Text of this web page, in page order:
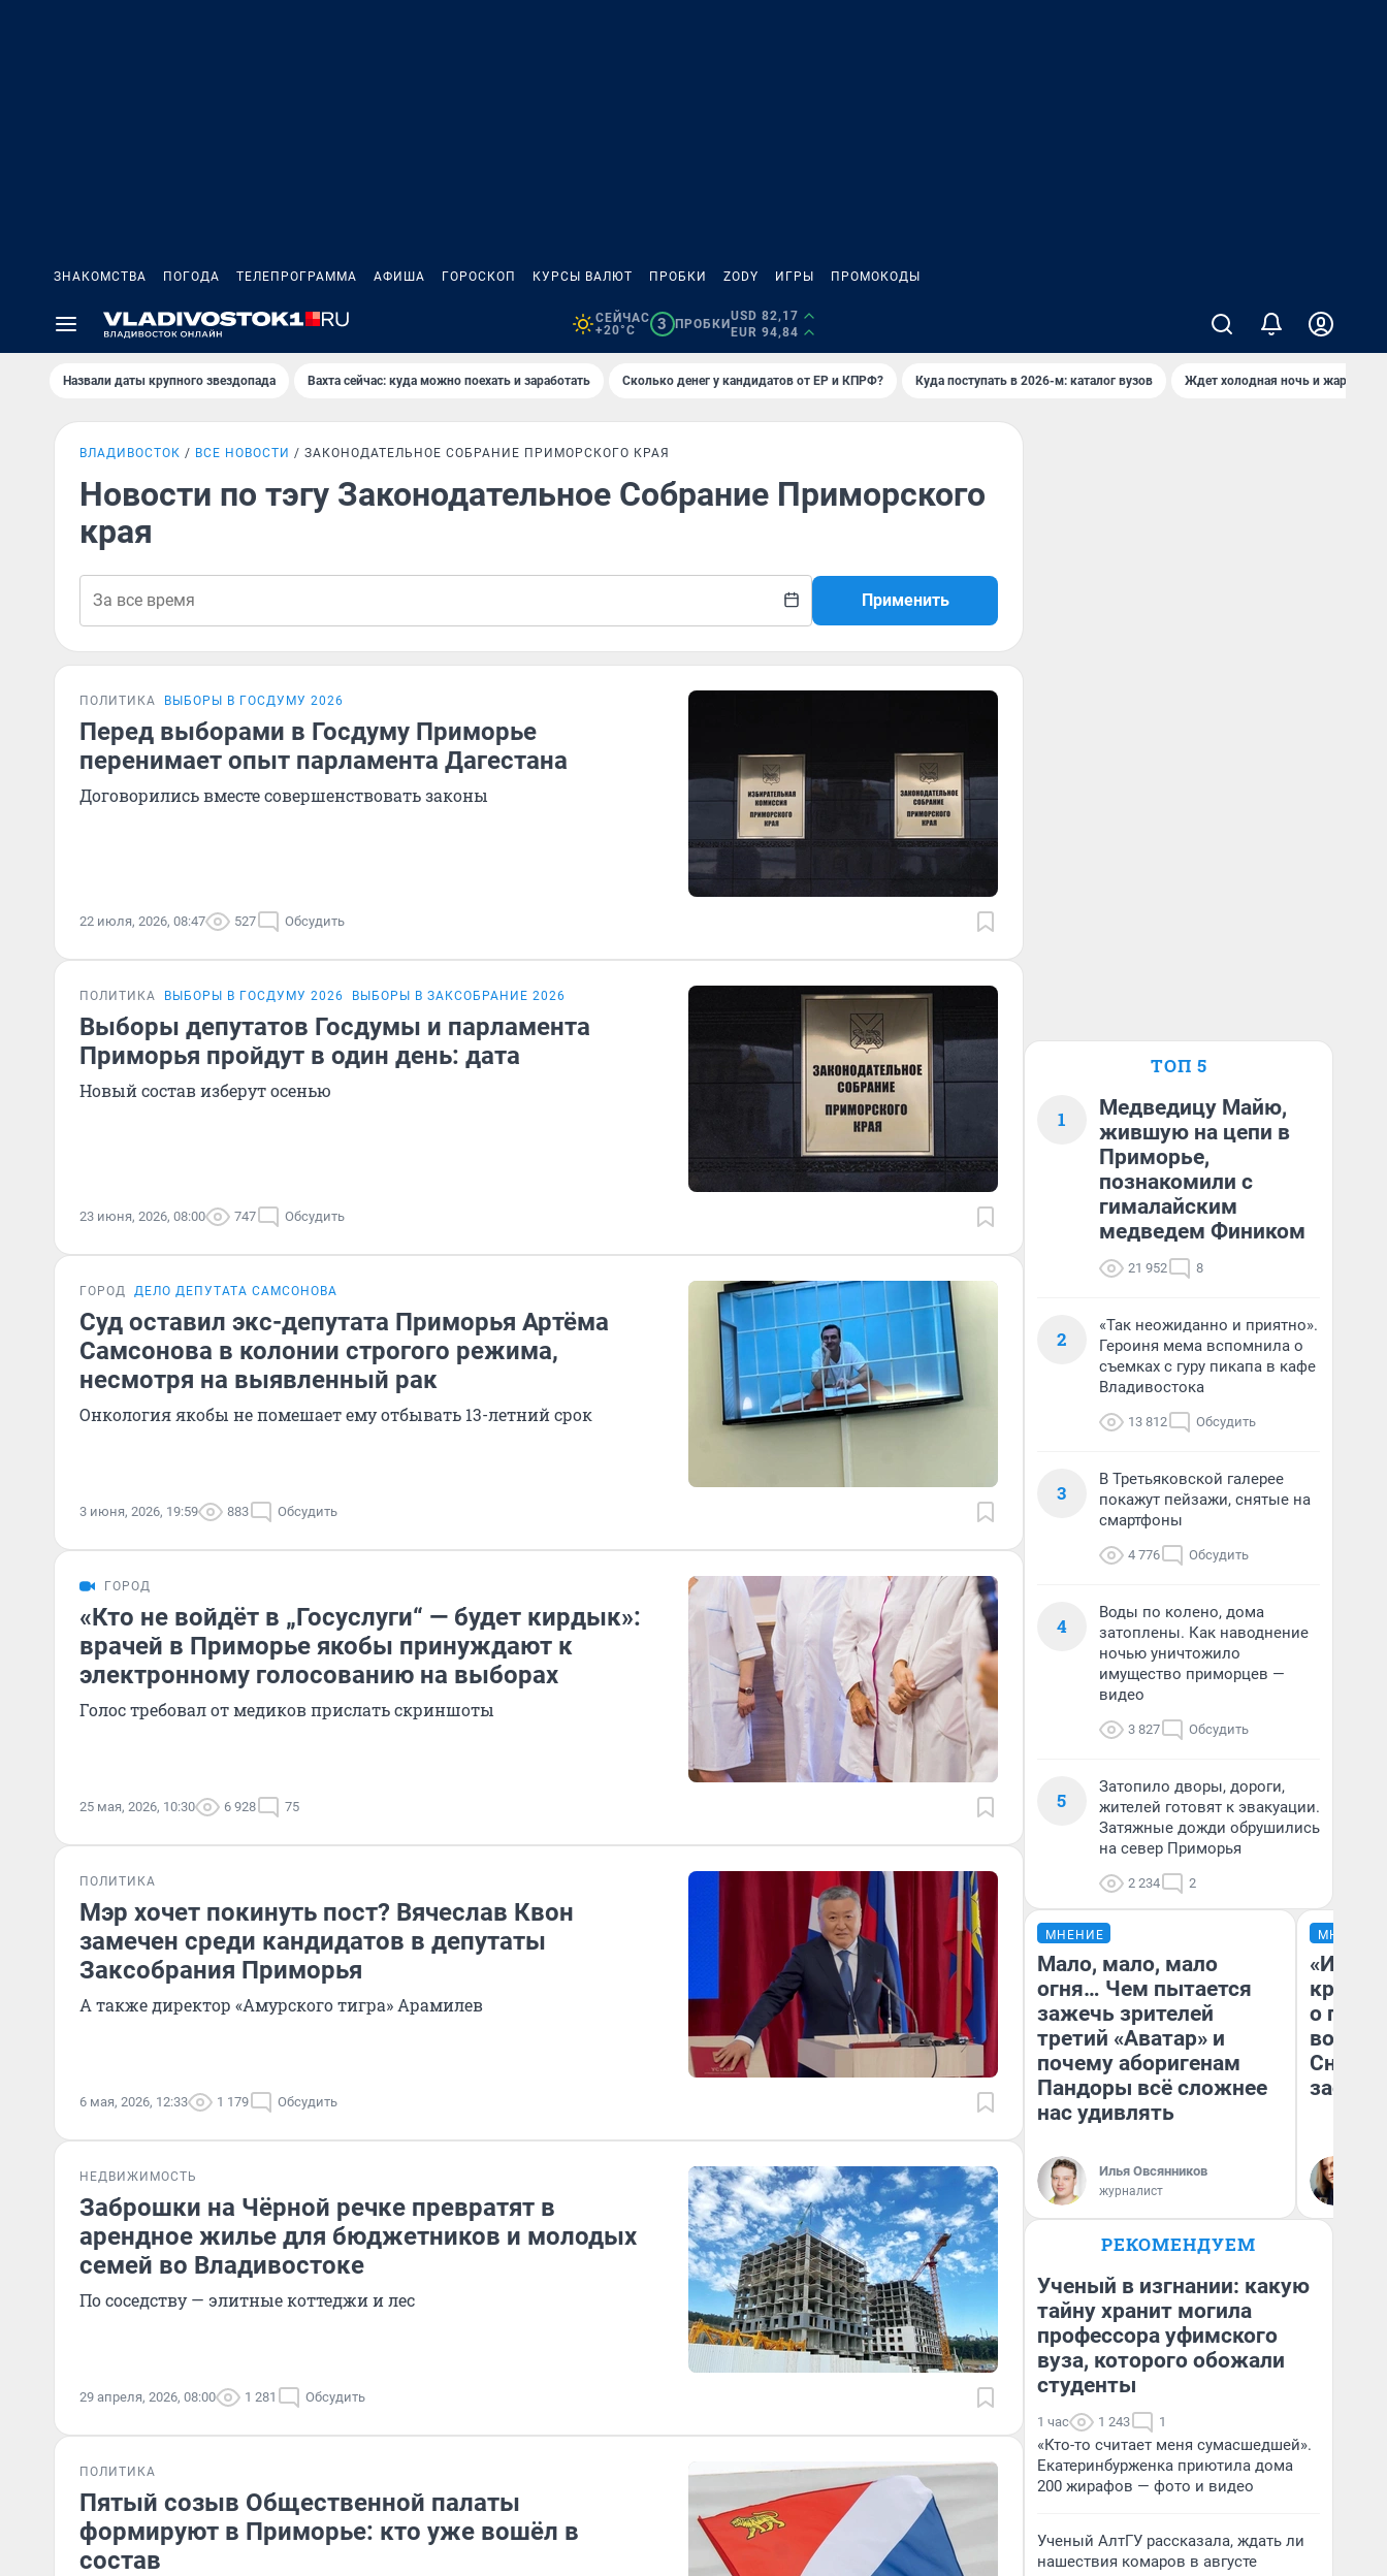
ЗНАКОМСТВА ПОГОДА ТЕЛЕПРОГРАММА АФИША ГОРОСКОП КУРСЫ ВАЛЮТ ПРОБКИ ZODY ИГРЫ ПРОМОКОДЫ
СЕЙЧАС
+20°C
3 ПРОБКИ
USD 82,17
EUR 94,84
Назвали даты крупного звездопада Вахта сейчас: куда можно поехать и заработать Сколько денег у кандидатов от ЕР и КПРФ? Куда поступать в 2026-м: каталог вузов Ждет холодная ночь и жаркий
ВЛАДИВОСТОК ВСЕ НОВОСТИ ЗАКОНОДАТЕЛЬНОЕ СОБРАНИЕ ПРИМОРСКОГО КРАЯ
Новости по тэгу Законодательное Собрание Приморского
края
Применить
ПОЛИТИКА ВЫБОРЫ В ГОСДУМУ 2026
Перед выборами в Госдуму Приморье
перенимает опыт парламента Дагестана
Договорились вместе совершенствовать законы
22 июля, 2026, 08:47 527 Обсудить
ПОЛИТИКА ВЫБОРЫ В ГОСДУМУ 2026 ВЫБОРЫ В ЗАКСОБРАНИЕ 2026
Выборы депутатов Госдумы и парламента
Приморья пройдут в один день: дата
Новый состав изберут осенью
23 июня, 2026, 08:00 747 Обсудить
ГОРОД ДЕЛО ДЕПУТАТА САМСОНОВА
Суд оставил экс-депутата Приморья Артёма
Самсонова в колонии строгого режима,
несмотря на выявленный рак
Онкология якобы не помешает ему отбывать 13-летний срок
3 июня, 2026, 19:59 883 Обсудить
ГОРОД
«Кто не войдёт в „Госуслуги“ — будет кирдык»:
врачей в Приморье якобы принуждают к
электронному голосованию на выборах
Голос требовал от медиков прислать скриншоты
25 мая, 2026, 10:30 6 928 75
ПОЛИТИКА
Мэр хочет покинуть пост? Вячеслав Квон
замечен среди кандидатов в депутаты
Заксобрания Приморья
А также директор «Амурского тигра» Арамилев
6 мая, 2026, 12:33 1 179 Обсудить
НЕДВИЖИМОСТЬ
Заброшки на Чёрной речке превратят в
арендное жилье для бюджетников и молодых
семей во Владивостоке
По соседству — элитные коттеджи и лес
29 апреля, 2026, 08:00 1 281 Обсудить
ПОЛИТИКА
Пятый созыв Общественной палаты
формируют в Приморье: кто уже вошёл в
состав
ТОП 5
1
Медведицу Майю,
жившую на цепи в
Приморье,
познакомили с
гималайским
медведем Фиником
21 952 8
2
«Так неожиданно и приятно».
Героиня мема вспомнила о
съемках с гуру пикапа в кафе
Владивостока
13 812 Обсудить
3
В Третьяковской галерее
покажут пейзажи, снятые на
смартфоны
4 776 Обсудить
4
Воды по колено, дома
затоплены. Как наводнение
ночью уничтожило
имущество приморцев —
видео
3 827 Обсудить
5
Затопило дворы, дороги,
жителей готовят к эвакуации.
Затяжные дожди обрушились
на север Приморья
2 234 2
МНЕНИЕ
Мало, мало, мало
огня… Чем пытается
зажечь зрителей
третий «Аватар» и
почему аборигенам
Пандоры всё сложнее
нас удивлять
Илья Овсянников
журналист
МНЕНИЕ
«И это
о
РЕКОМЕНДУЕМ
Ученый в изгнании: какую
тайну хранит могила
профессора уфимского
вуза, которого обожали
студенты
1 час 1 243 1
«Кто-то считает меня сумасшедшей».
Екатеринбурженка приютила дома
200 жирафов — фото и видео
Ученый АлтГУ рассказала, ждать ли
нашествия комаров в августе